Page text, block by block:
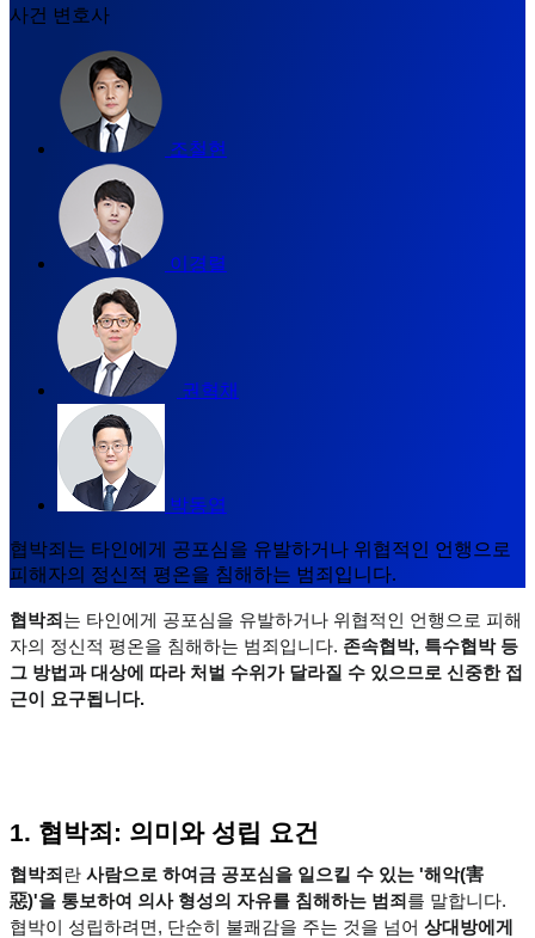
사건 변호사
조철현
이경렬
권혁채
박동엽
협박죄는 타인에게 공포심을 유발하거나 위협적인 언행으로
피해자의 정신적 평온을 침해하는 범죄입니다.
협박죄 는 타인에게 공포심을 유발하거나 위협적인 언행으로 피해
자의 정신적 평온을 침해하는 범죄입니다. 존속협박, 특수협박 등
그 방법과 대상에 따라 처벌 수위가 달라질 수 있으므로 신중한 접
근이 요구됩니다.
1. 협박죄: 의미와 성립 요건
협박죄 란 사람으로 하여금 공포심을 일으킬 수 있는 '해악(害
惡)'을 통보하여 의사 형성의 자유를 침해하는 범죄 를 말합니다.
협박이 성립하려면, 단순히 불쾌감을 주는 것을 넘어 상대방에게